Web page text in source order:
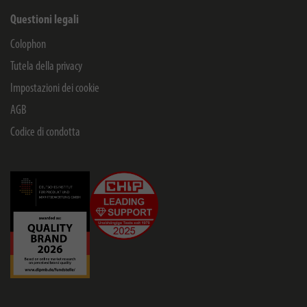
Questioni legali
Colophon
Tutela della privacy
Impostazioni dei cookie
AGB
Codice di condotta